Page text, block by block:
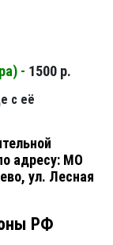
- 1500 р.
с её
адресу: МО
ул. Лесная
РФ